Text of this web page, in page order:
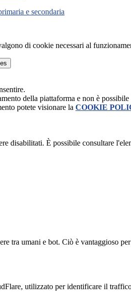
e secondaria
di cookie necessari al
della piattaforma e non è
potete visionare la COOKIE
disabilitati. È possibile consultare
tra umani e bot. Ciò è vantaggioso
utilizzato per identificare il